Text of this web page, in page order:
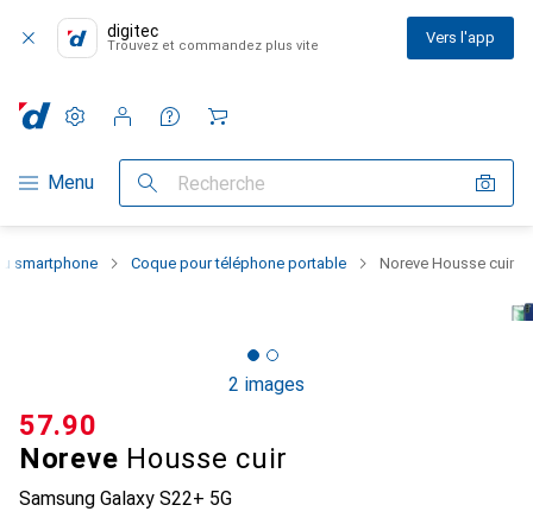
digitec
Trouvez et commandez plus vite Vers l'app
Navigation par catégorie
Menu Recherche
Paramètres
Compte client
Listes de comparaison
Listes d'envies
Panier
smartphone Coque pour téléphone portable Noreve Housse cuir
2 images
Noreve Housse cuir
Samsung Galaxy S22+ 5G
CHF
57.90